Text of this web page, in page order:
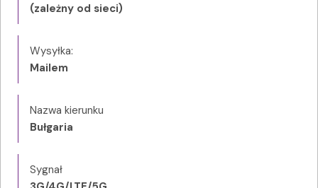
(zależny od sieci)
Wysyłka:
Mailem
Nazwa kierunku
Bułgaria
Sygnał